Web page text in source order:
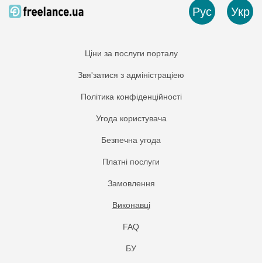
Рус Укр
Ціни за послуги порталу
Звя'затися з адміністраціею
Політика конфіденційності
Угода користувача
Безпечна угода
Платнi послуги
Замовлення
Виконавці
FAQ
БУ